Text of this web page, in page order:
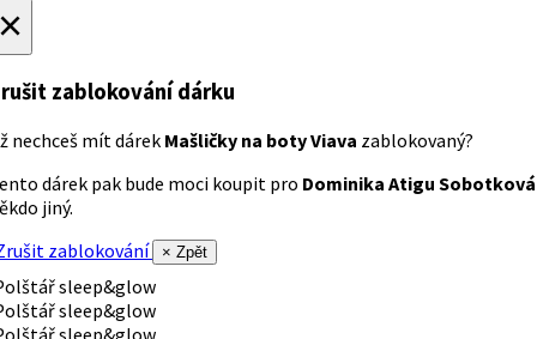
zablokování dárku
nechceš mít dárek Mašličky na boty Viava zablokovaný?
dárek pak bude moci koupit pro Dominika Atigu Sobotková
jiný.
zablokování
× Zpět